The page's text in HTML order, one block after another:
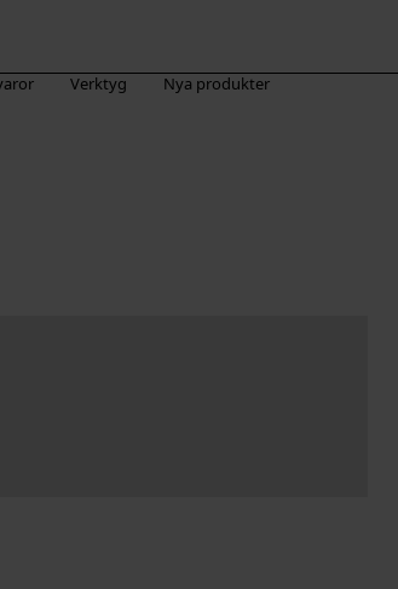
Verktyg Nya produkter